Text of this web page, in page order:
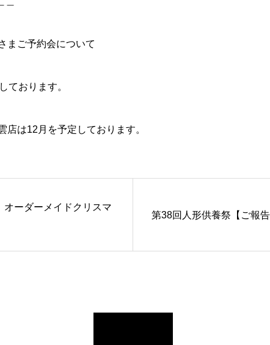
まご予約会について
ております。
店は12月を予定しております。
ーダーメイドクリスマ
第38回人形供養祭【ご報